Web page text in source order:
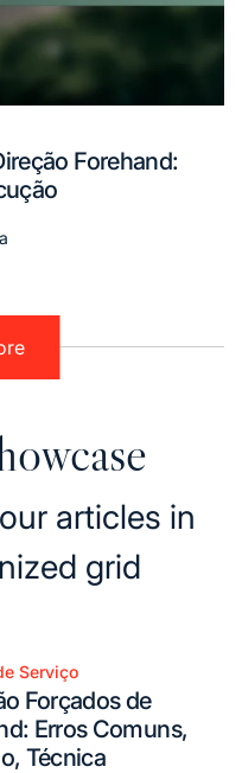
Forehand:
articles in
grid
Serviço
Forçados de
Erros Comuns,
Técnica